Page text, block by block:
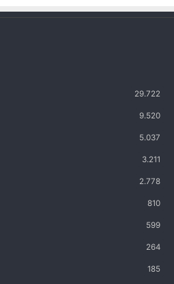
29.722
9.520
5.037
3.211
2.778
810
599
264
185